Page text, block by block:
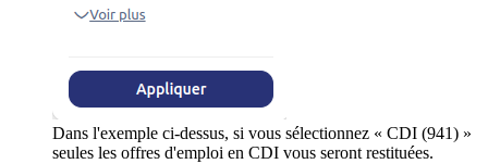
Dans l'exemple ci-dessus, si vous sélectionnez « CDI (941) »
seules les offres d'emploi en CDI vous seront restituées.